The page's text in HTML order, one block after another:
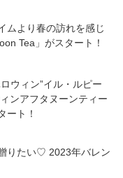
ムより春の訪れを感じ
Tea」がスタート！
ウィン”イル・ルピー
ンアフタヌーンティー
ート！
りたい♡ 2023年バレン